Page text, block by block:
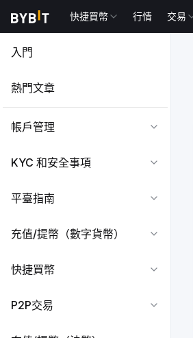
快捷買幣 行情 交易
入門
熱門文章
帳戶管理
KYC 和安全事項
平臺指南
充值/提幣（數字貨幣）
快捷買幣
P2P交易